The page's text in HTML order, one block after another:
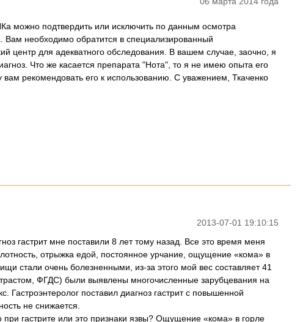
можно подтвердить или исключить по данным осмотра
Вам необходимо обратится в специализированный
центр для адекватного обследования. В вашем случае, заочно, я
Что же касается препарата "Нота", то я не имею опыта его
вам рекомендовать его к использованию. С уважением, Ткаченко
2013-07-01 19:10:15
гастрит мне поставили 8 лет тому назад. Все это время меня
отрыжка едой, постоянное урчание, ощущение «кома» в
стали очень болезненными, из-за этого мой вес составляет 41
ФГДС) были выявлены многочисленные зарубцевания на
поставил диагноз гастрит с повышенной
не снижается.
гастрите или это признаки язвы? Ощущение «кома» в горле